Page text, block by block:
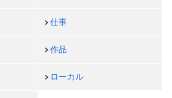
仕事
作品
ローカル